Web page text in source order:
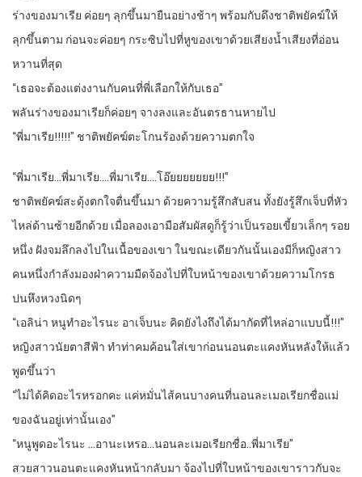
ร่างของมาเรีย ค่อยๆ ลุกขึ้นมายืนอย่างช้าๆ พร้อมกับดึงชาติพยัคฆ์ให้
ลุกขึ้นตาม ก่อนจะค่อยๆ กระซิบไปที่หูของเขาด้วยเสียงน้ำเสียงที่อ่อน
หวานที่สุด
“เธอจะต้องแต่งงานกับคนที่พี่เลือกให้กับเธอ”
พลันร่างของมาเรียก็ค่อยๆ จางลงและอันตรธานหายไป
“พี่มาเรีย!!!!!” ชาติพยัคฆ์ตะโกนร้องด้วยความตกใจ
“พี่มาเรีย…พี่มาเรีย….พี่มาเรีย….โอ๊ยยยยยยย!!!”
ชาติพยัคฆ์สะดุ้งตกใจตื่นขึ้นมา ด้วยความรู้สึกสับสน ทั้งยังรู้สึกเจ็บที่หัว
ไหล่ด้านซ้ายอีกด้วย เมื่อลองเอามือสัมผัสดูก็รู้ว่าเป็นรอยเขี้ยวเล็กๆ รอย
หนึ่ง ฝังจมลึกลงไปในเนื้อของเขา ในขณะเดียวกันนั้นเองมีก็หญิงสาว
คนหนึ่งกำลังมองฝ่าความมืดจ้องไปที่ใบหน้าของเขาด้วยความโกรธ
ปนหึงหวงนิดๆ
“เอลิน่า หนูทำอะไรนะ อาเจ็บนะ คิดยังไงถึงได้มากัดที่ไหล่อาแบบนี้!!!”
หญิงสาวนัยตาสีฟ้า ทำท่าคมค้อนใส่เขาก่อนนอนตะแคงหันหลังให้แล้ว
พูดขึ้นว่า
“ไม่ได้คิดอะไรหรอกคะ แค่หมั่นไส้คนบางคนที่นอนละเมอเรียกชื่อแม่
ของฉันอยู่เท่านั้นเอง”
“หนูพูดอะไรนะ …อานะเหรอ…นอนละเมอเรียกชื่อ..พี่มาเรีย”
สวยสาวนอนตะแคงหันหน้ากลับมา จ้องไปที่ใบหน้าของเขาราวกับจะ